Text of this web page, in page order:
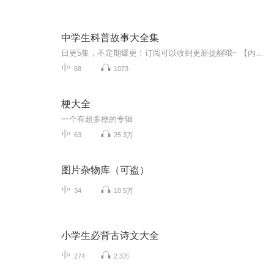
中学生科普故事大全集
68 1073
梗大全
一个有超多梗的专辑
63 25.3万
图片杂物库（可盗）
34 10.5万
小学生必背古诗文大全
274 2.3万